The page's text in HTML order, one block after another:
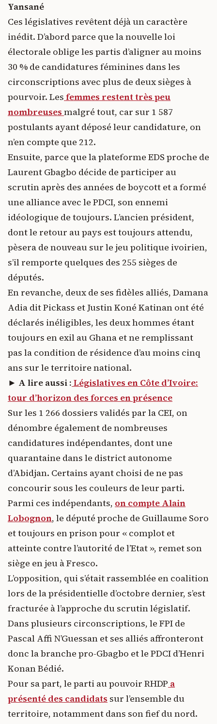
Yansané
Ces législatives revêtent déjà un caractère
inédit. D’abord parce que la nouvelle loi
électorale oblige les partis d’aligner au moins
30 % de candidatures féminines dans les
circonscriptions avec plus de deux sièges à
pourvoir. Les femmes restent très peu
nombreuses malgré tout, car sur 1 587
postulants ayant déposé leur candidature, on
n’en compte que 212.
Ensuite, parce que la plateforme EDS proche de
Laurent Gbagbo décide de participer au
scrutin après des années de boycott et a formé
une alliance avec le PDCI, son ennemi
idéologique de toujours. L’ancien président,
dont le retour au pays est toujours attendu,
pèsera de nouveau sur le jeu politique ivoirien,
s’il remporte quelques des 255 sièges de
députés.
En revanche, deux de ses fidèles alliés, Damana
Adia dit Pickass et Justin Koné Katinan ont été
déclarés inéligibles, les deux hommes étant
toujours en exil au Ghana et ne remplissant
pas la condition de résidence d’au moins cinq
ans sur le territoire national.
► A lire aussi : Législatives en Côte d’Ivoire:
tour d’horizon des forces en présence
Sur les 1 266 dossiers validés par la CEI, on
dénombre également de nombreuses
candidatures indépendantes, dont une
quarantaine dans le district autonome
d’Abidjan. Certains ayant choisi de ne pas
concourir sous les couleurs de leur parti.
Parmi ces indépendants, on compte Alain
Lobognon, le député proche de Guillaume Soro
et toujours en prison pour « complot et
atteinte contre l’autorité de l’Etat », remet son
siège en jeu à Fresco.
L’opposition, qui s’était rassemblée en coalition
lors de la présidentielle d’octobre dernier, s’est
fracturée à l’approche du scrutin législatif.
Dans plusieurs circonscriptions, le FPI de
Pascal Affi N’Guessan et ses alliés affronteront
donc la branche pro-Gbagbo et le PDCI d’Henri
Konan Bédié.
Pour sa part, le parti au pouvoir RHDP a
présenté des candidats sur l’ensemble du
territoire, notamment dans son fief du nord.